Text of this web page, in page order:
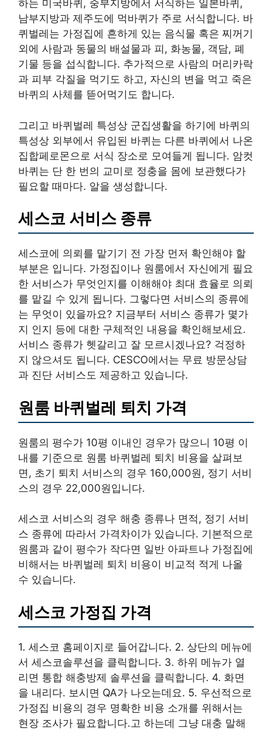
하는 미국바퀴, 중부지방에서 서식하는 일본바퀴,
남부지방과 제주도에 먹바퀴가 주로 서식합니다. 바
퀴벌레는 가정집에 흔하게 있는 음식물 혹은 찌꺼기
외에 사람과 동물의 배설물과 피, 화농물, 객담, 폐
기물 등을 섭식합니다. 추가적으로 사람의 머리카락
과 피부 각질을 먹기도 하고, 자신의 변을 먹고 죽은
바퀴의 사체를 뜯어먹기도 합니다.
그리고 바퀴벌레 특성상 군집생활을 하기에 바퀴의
특성상 외부에서 유입된 바퀴는 다른 바퀴에서 나온
집합페로몬으로 서식 장소로 모여들게 됩니다. 암컷
바퀴는 단 한 번의 교미로 정충을 몸에 보관했다가
필요할 때마다. 알을 생성합니다.
세스코 서비스 종류
세스코에 의뢰를 맡기기 전 가장 먼저 확인해야 할
부분은 입니다. 가정집이나 원룸에서 자신에게 필요
한 서비스가 무엇인지를 이해해야 최대 효율로 의뢰
를 맡길 수 있게 됩니다. 그렇다면 서비스의 종류에
는 무엇이 있을까요? 지금부터 서비스 종류가 몇가
지 인지 등에 대한 구체적인 내용을 확인해보세요.
서비스 종류가 헷갈리고 잘 모르시겠나요? 걱정하
지 않으셔도 됩니다. CESCO에서는 무료 방문상담
과 진단 서비스도 제공하고 있습니다.
원룸 바퀴벌레 퇴치 가격
원룸의 평수가 10평 이내인 경우가 많으니 10평 이
내를 기준으로 원룸 바퀴벌레 퇴치 비용을 살펴보
면, 초기 퇴치 서비스의 경우 160,000원, 정기 서비
스의 경우 22,000원입니다.
세스코 서비스의 경우 해충 종류나 면적, 정기 서비
스 종류에 따라서 가격차이가 있습니다. 기본적으로
원룸과 같이 평수가 작다면 일반 아파트나 가정집에
비해서는 바퀴벌레 퇴치 비용이 비교적 적게 나올
수 있습니다.
세스코 가정집 가격
1. 세스코 홈페이지로 들어갑니다. 2. 상단의 메뉴에
서 세스코솔루션을 클릭합니다. 3. 하위 메뉴가 열
리면 통합 해충방제 솔루션을 클릭합니다. 4. 화면
을 내리다. 보시면 QA가 나오는데요. 5. 우선적으로
가정집 비용의 경우 명확한 비용 소개를 위해서는
현장 조사가 필요합니다.고 하는데 그냥 대충 말해